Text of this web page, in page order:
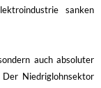
sanken
auch absoluter
Niedriglohnsektor